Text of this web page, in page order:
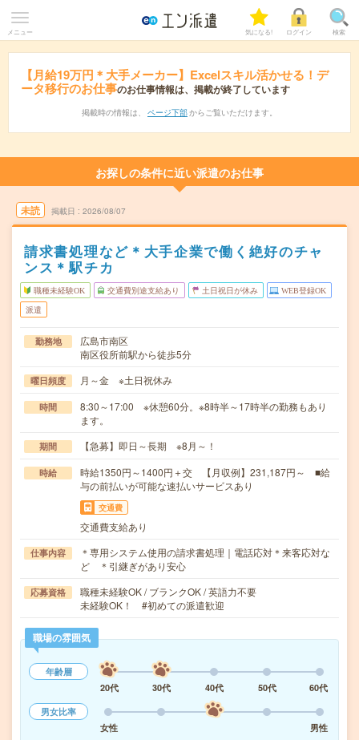
メニュー 気になる! ログイン 検索
【月給19万円＊大手メーカー】Excelスキル活かせる！デ
ータ移行のお仕事のお仕事情報は、掲載が終了しています
掲載時の情報は、 ページ下部 からご覧いただけます。
お探しの条件に近い派遣のお仕事
未読 掲載日 2026/08/07
請求書処理など＊大手企業で働く絶好のチャ
ンス＊駅チカ
職種未経験OK 交通費別途支給あり 土日祝日が休み WEB登録OK
派遣
勤務地
広島市南区
南区役所前駅から徒歩5分
曜日頻度 月～金 ※土日祝休み
時間
8:30～17:00 ※休憩60分。※8時半～17時半の勤務もあり
ます。
期間 【急募】即日～長期 ※8月～！
時給
時給1350円～1400円＋交 【月収例】231,187円～ ■給
与の前払いが可能な速払いサービスあり
交通費
交通費支給あり
仕事内容
＊専用システム使用の請求書処理｜電話応対＊来客応対な
ど ＊引継ぎがあり安心
応募資格
職種未経験OK / ブランクOK / 英語力不要
未経験OK！ #初めての派遣歓迎
職場の雰囲気
年齢層
20代
30代 40代 50代
60代
男女比率
女性
男性